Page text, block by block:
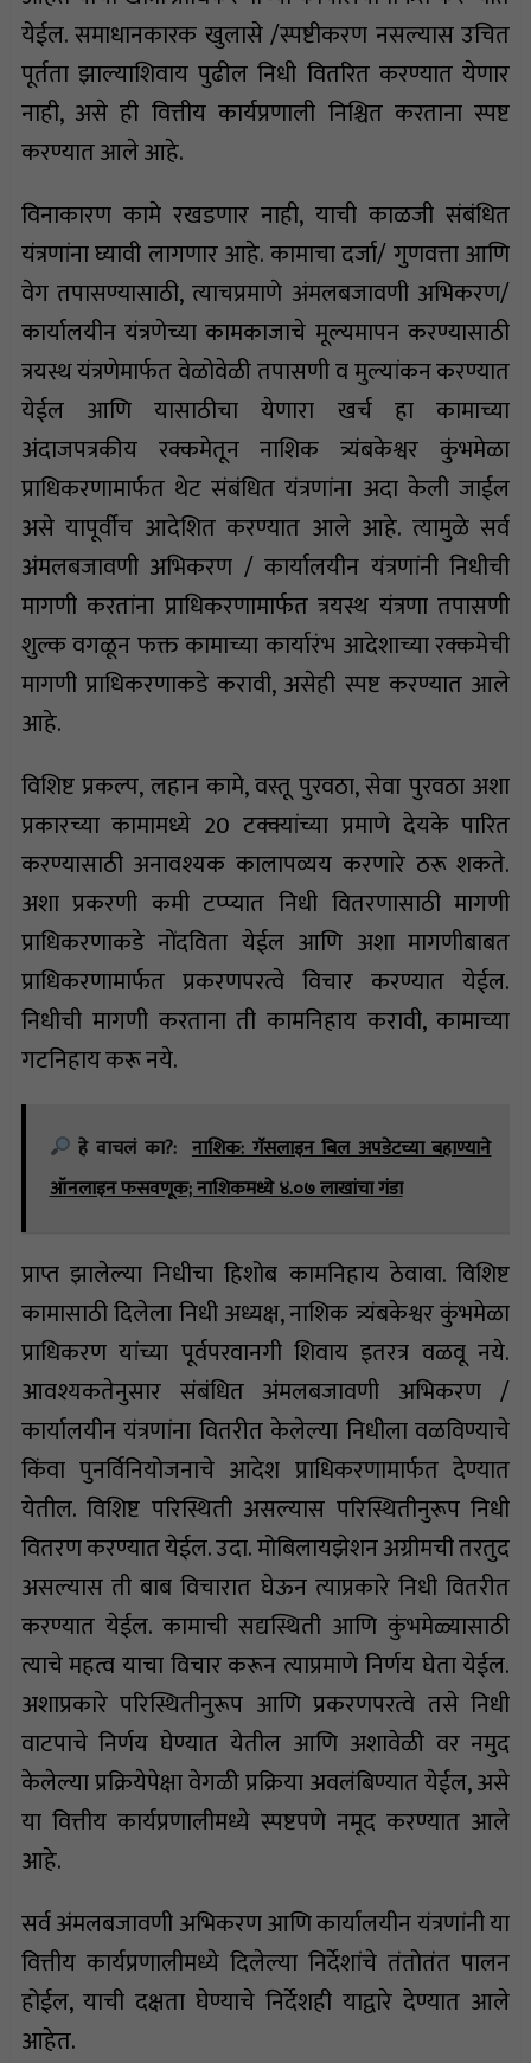
येईल. समाधानकारक खुलासे /स्पष्टीकरण नसल्यास उचित
पूर्तता झाल्याशिवाय पुढील निधी वितरित करण्यात येणार
नाही, असे ही वित्तीय कार्यप्रणाली निश्चित करताना स्पष्ट
करण्यात आले आहे.
विनाकारण कामे रखडणार नाही, याची काळजी संबंधित
यंत्रणांना घ्यावी लागणार आहे. कामाचा दर्जा/ गुणवत्ता आणि
वेग तपासण्यासाठी, त्याचप्रमाणे अंमलबजावणी अभिकरण/
कार्यालयीन यंत्रणेच्या कामकाजाचे मूल्यमापन करण्यासाठी
त्रयस्थ यंत्रणेमार्फत वेळोवेळी तपासणी व मुल्यांकन करण्यात
येईल आणि यासाठीचा येणारा खर्च हा कामाच्या
अंदाजपत्रकीय रक्कमेतून नाशिक त्र्यंबकेश्वर कुंभमेळा
प्राधिकरणामार्फत थेट संबंधित यंत्रणांना अदा केली जाईल
असे यापूर्वीच आदेशित करण्यात आले आहे. त्यामुळे सर्व
अंमलबजावणी अभिकरण / कार्यालयीन यंत्रणांनी निधीची
मागणी करतांना प्राधिकरणामार्फत त्रयस्थ यंत्रणा तपासणी
शुल्क वगळून फक्त कामाच्या कार्यारंभ आदेशाच्या रक्कमेची
मागणी प्राधिकरणाकडे करावी, असेही स्पष्ट करण्यात आले
आहे.
विशिष्ट प्रकल्प, लहान कामे, वस्तू पुरवठा, सेवा पुरवठा अशा
प्रकारच्या कामामध्ये 20 टक्क्यांच्या प्रमाणे देयके पारित
करण्यासाठी अनावश्यक कालापव्यय करणारे ठरू शकते.
अशा प्रकरणी कमी टप्प्यात निधी वितरणासाठी मागणी
प्राधिकरणाकडे नोंदविता येईल आणि अशा मागणीबाबत
प्राधिकरणामार्फत प्रकरणपरत्वे विचार करण्यात येईल.
निधीची मागणी करताना ती कामनिहाय करावी, कामाच्या
गटनिहाय करू नये.
हे वाचलं का?: नाशिक: गॅसलाइन बिल अपडेटच्या बहाण्याने
ऑनलाइन फसवणूक; नाशिकमध्ये ४.०७ लाखांचा गंडा
प्राप्त झालेल्या निधीचा हिशोब कामनिहाय ठेवावा. विशिष्ट
कामासाठी दिलेला निधी अध्यक्ष, नाशिक त्र्यंबकेश्वर कुंभमेळा
प्राधिकरण यांच्या पूर्वपरवानगी शिवाय इतरत्र वळवू नये.
आवश्यकतेनुसार संबंधित अंमलबजावणी अभिकरण /
कार्यालयीन यंत्रणांना वितरीत केलेल्या निधीला वळविण्याचे
किंवा पुनर्विनियोजनाचे आदेश प्राधिकरणामार्फत देण्यात
येतील. विशिष्ट परिस्थिती असल्यास परिस्थितीनुरूप निधी
वितरण करण्यात येईल. उदा. मोबिलायझेशन अग्रीमची तरतुद
असल्यास ती बाब विचारात घेऊन त्याप्रकारे निधी वितरीत
करण्यात येईल. कामाची सद्यस्थिती आणि कुंभमेळ्यासाठी
त्याचे महत्व याचा विचार करून त्याप्रमाणे निर्णय घेता येईल.
अशाप्रकारे परिस्थितीनुरूप आणि प्रकरणपरत्वे तसे निधी
वाटपाचे निर्णय घेण्यात येतील आणि अशावेळी वर नमुद
केलेल्या प्रक्रियेपेक्षा वेगळी प्रक्रिया अवलंबिण्यात येईल, असे
या वित्तीय कार्यप्रणालीमध्ये स्पष्टपणे नमूद करण्यात आले
आहे.
सर्व अंमलबजावणी अभिकरण आणि कार्यालयीन यंत्रणांनी या
वित्तीय कार्यप्रणालीमध्ये दिलेल्या निर्देशांचे तंतोतंत पालन
होईल, याची दक्षता घेण्याचे निर्देशही याद्वारे देण्यात आले
आहेत.